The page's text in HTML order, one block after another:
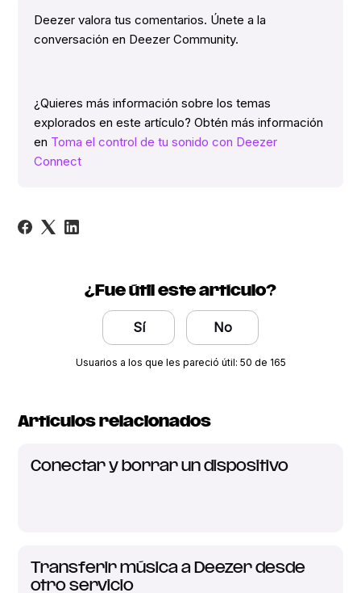
Deezer valora tus comentarios. Únete a la
conversación en Deezer Community.
¿Quieres más información sobre los temas
explorados en este artículo? Obtén más información
en Toma el control de tu sonido con Deezer
Connect
¿Fue útil este artículo?
Sí No
Usuarios a los que les pareció útil: 50 de 165
Artículos relacionados
Conectar y borrar un dispositivo
Transferir música a Deezer desde
otro servicio